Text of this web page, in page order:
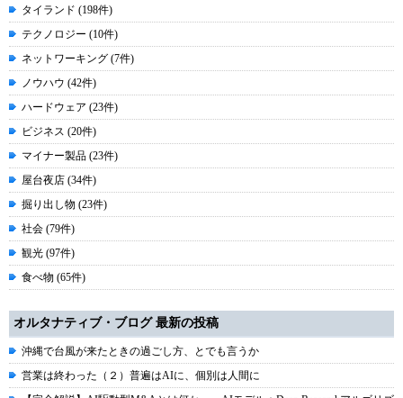
タイランド (198件)
テクノロジー (10件)
ネットワーキング (7件)
ノウハウ (42件)
ハードウェア (23件)
ビジネス (20件)
マイナー製品 (23件)
屋台夜店 (34件)
掘り出し物 (23件)
社会 (79件)
観光 (97件)
食べ物 (65件)
オルタナティブ・ブログ 最新の投稿
沖縄で台風が来たときの過ごし方、とでも言うか
営業は終わった（２）普遍はAIに、個別は人間に